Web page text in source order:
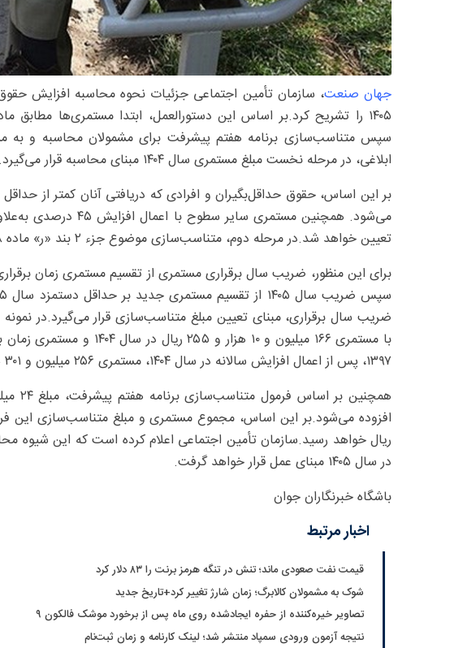
جهان صنعت، سازمان تأمین اجتماعی جزئیات نحوه محاسبه افزایش
سپس متناسب‌سازی برنامه هفتم پیشرفت برای مشمولان محاسبه و به
ابلاغی، در مرحله نخست مبلغ مستمری سال ۱۴۰۴ مبنای محاسبه قرار می‌گیرد.
تعیین خواهد شد.در مرحله دوم، متناسب‌سازی موضوع جزء ۲ بند «ر» ماده ۲۸ قانون برنامه هفتم پیشرفت اجرا می‌شود.
برای این منظور، ضریب سال برقراری مستمری از تقسیم مستمری زمان
ضریب سال برقراری، مبنای تعیین مبلغ متناسب‌سازی قرار می‌گیرد.در
۱۳۹۷، پس از اعمال افزایش سالانه در سال ۱۴۰۴، مستمری ۲۵۶ میلیون و ۳۰۱ هزار و ۳۴۰ ریالی دریافت خواهد کرد.
ریال خواهد رسید.سازمان تأمین اجتماعی اعلام کرده است که این شیوه
در سال ۱۴۰۵ مبنای عمل قرار خواهد گرفت.
باشگاه خبرنگاران جوان
اخبار مرتبط
قیمت نفت صعودی ماند؛ تنش در تنگه هرمز برنت را ۸۳ دلار کرد
شوک به مشمولان کالابرگ؛ زمان شارژ تغییر کرد+تاریخ جدید
تصاویر خیره‌کننده از حفره ایجادشده روی ماه پس از برخورد موشک فالکون ۹
نتیجه آزمون ورودی سمپاد منتشر شد؛ لینک کارنامه و زمان ثبت‌نام